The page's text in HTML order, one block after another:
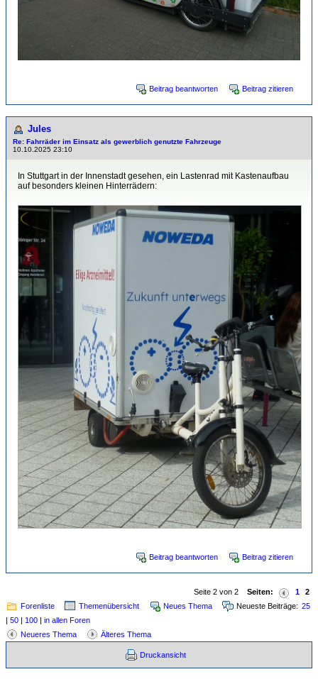
Beitrag beantworten Beitrag zitieren
Jules
Re: Fahrräder im Einsatz als gewerblich genutzte Fahrzeuge
10.10.2025 23:10
In Stuttgart in der Innenstadt gesehen, ein Lastenrad mit Kastenaufbau
auf besonders kleinen Hinterrädern:
Beitrag beantworten Beitrag zitieren
Seite 2 von 2 Seiten: 1
2
Forenliste
Themenübersicht Neues Thema Neueste Beiträge: 25
50 100
in allen Foren
Neueres Thema
Älteres Thema
Druckansicht